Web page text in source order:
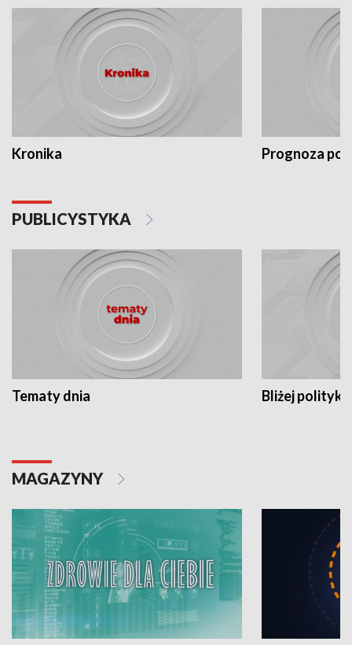
Kronika Prognoza
PUBLICYSTYKA
Tematy dnia Bliżej polityki
MAGAZYNY